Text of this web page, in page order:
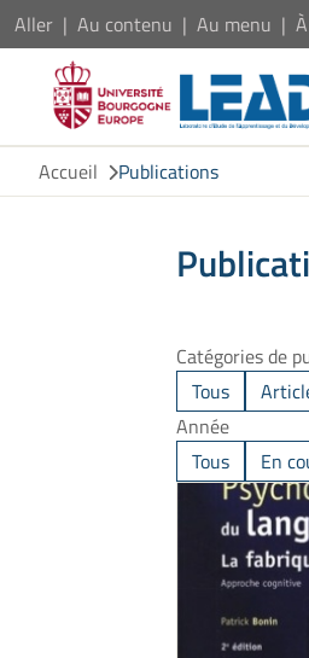
Aller Au contenu Au menu
Accueil
Publications
Catégories de
Tous
Année
Tous
En